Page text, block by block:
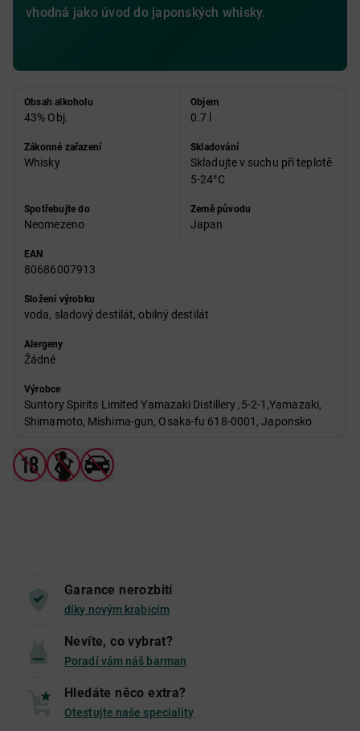
vhodná jako úvod do japonských whisky.
Obsah alkoholu
43% Obj.
Objem
0.7 l
Zákonné zařazení
Whisky
Skladování
Skladujte v suchu při teplotě
5-24°C
Spotřebujte do
Neomezeno
Země původu
Japan
EAN
80686007913
Složení výrobku
voda, sladový destilát, obilný destilát
Alergeny
Žádné
Výrobce
Suntory Spirits Limited Yamazaki Distillery ,5-2-1,Yamazaki,
Shimamoto, Mishima-gun, Osaka-fu 618-0001, Japonsko
Garance nerozbití
díky novým krabicím
Nevíte, co vybrat?
Poradí vám náš barman
Hledáte něco extra?
Otestujte naše speciality